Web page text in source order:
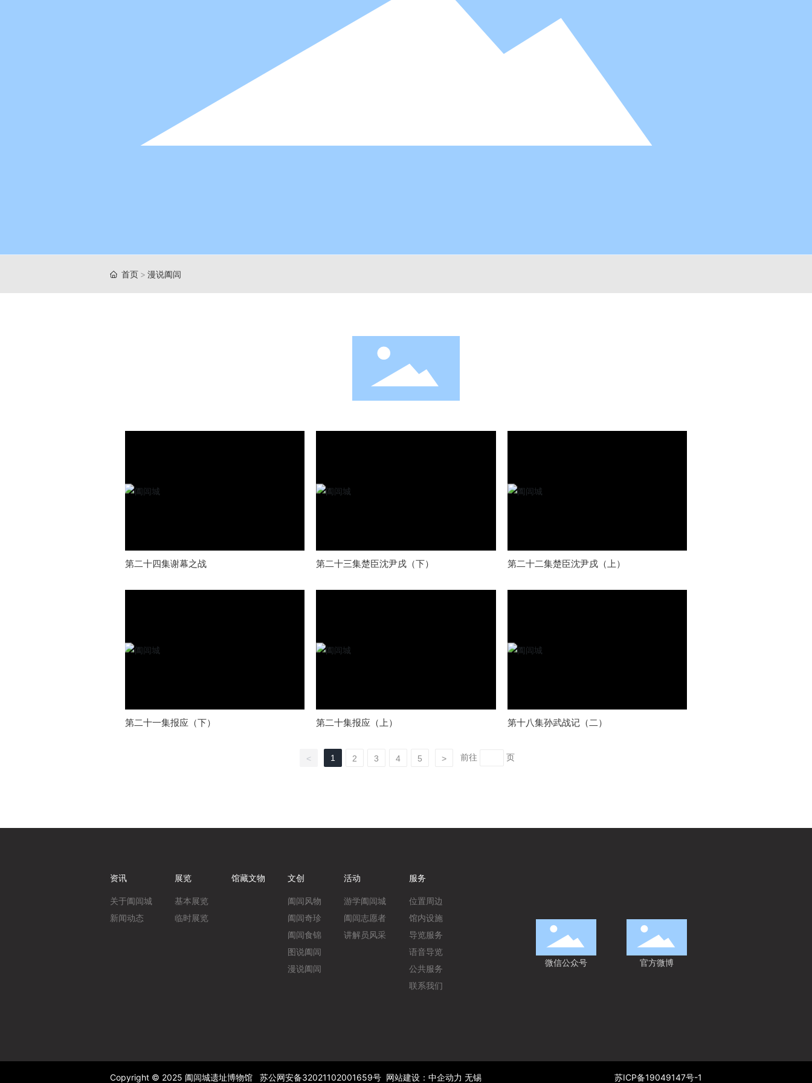
首页 漫说阖闾
第二十四集谢幕之战 第二十三集楚臣沈尹戌（下） 第二十二集楚臣沈尹戌（上）
第二十一集报应（下） 第二十集报应（上） 第十八集孙武战记（二）
< 1 2 3 4 5 > 前往 页
资讯
关于阖闾城
新闻动态
展览
基本展览
临时展览
馆藏文物 文创
阖闾风物
阖闾奇珍
阖闾食锦
图说阖闾
漫说阖闾
活动
游学阖闾城
阖闾志愿者
讲解员风采
服务
位置周边
馆内设施
导览服务
语音导览
公共服务
联系我们
微信公众号 官方微博
Copyright © 2025 阖闾城遗址博物馆 苏公网安备32021102001659号 网站建设： 中企动力 无锡 苏ICP备19049147号-1